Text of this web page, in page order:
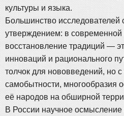
культуры и языка.
Большинство исследователей
утверждением: в современной
восстановление традиций —
инноваций и рационального
толчок для нововведений, но с
самобытности, многообразия
её народов на обширной
В России научное